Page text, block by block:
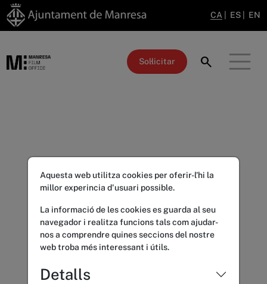
Aquesta web utilitza cookies per oferir-l'hi la
millor experincia d'usuari possible.
La informació de les cookies es guarda al seu
navegador i realitza funcions tals com ajudar-
nos a comprendre quines seccions del nostre
web troba més interessant i útils.
Detalls
CA | ES| EN
Sol·licitar search